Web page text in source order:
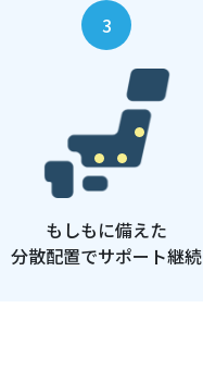
3
もしもに備えた
分散配置でサポート継続